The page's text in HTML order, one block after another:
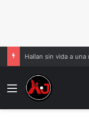
Menu